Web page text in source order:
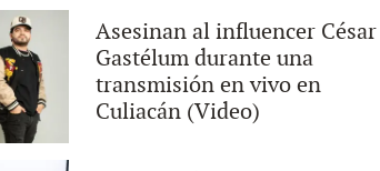
Asesinan al influencer César
Gastélum durante una
transmisión en vivo en
Culiacán (Video)